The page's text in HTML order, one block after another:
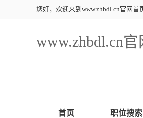
您好，欢迎来到www.zhbdl.cn官网首
www.zhbdl.cn
首页 职位搜索